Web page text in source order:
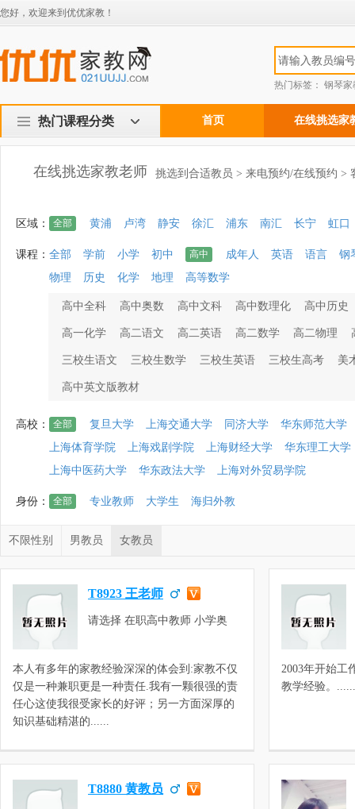
您好，欢迎来到优优家教！
热门标签： 钢琴家
热门课程分类 首页 在线挑选家
在线挑选家教老师 挑选到合适教员 > 来电预约/在线预约 >
区域： 全部 黄浦 卢湾 静安 徐汇 浦东 南汇 长宁 虹口
课程： 全部 学前 小学 初中 高中 成年人 英语 语言
钢
物理
历史 化学 地理 高等数学
高中全科 高中奥数 高中文科 高中数理化 高中历史
高一化学 高二语文 高二英语 高二数学 高二物理
三校生语文 三校生数学 三校生英语 三校生高考 美
高中英文版教材
高校： 全部 复旦大学 上海交通大学 同济大学
华东师范大学
上海体育学院
上海戏剧学院 上海财经大学
华东理工大学
上海中医药大学
华东政法大学 上海对外贸易学院
身份： 全部 专业教师 大学生 海归外教
不限性别 男教员 女教员
T8923 王老师
请选择 在职高中教师 小学奥
初二数学，初三数学，高中数理
化，高一数学，高二数学，高三
数学，高三化学，高二化学，高
本人有多年的家教经验深深的体会到:家教不仅
仅是一种兼职更是一种责任.我有一颗很强的责
任心这使我很受家长的好评；另一方面深厚的
知识基础精湛的......
2003年开始工
教学经验。......
T8880 黄教员